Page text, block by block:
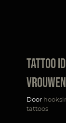
Tattoo
vrouwen
Door
tattoos